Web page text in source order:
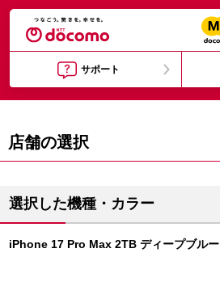
サポート
店舗の選択
選択した機種・カラー
iPhone 17 Pro Max 2TB ディープブルー